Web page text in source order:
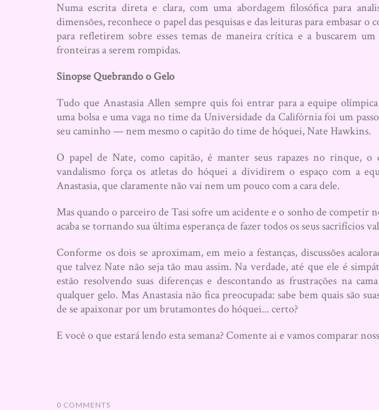
Numa escrita direta e clara, com uma abordagem filosófica para
dimensões, reconhece o papel das pesquisas e das leituras para embasar
para refletirem sobre esses temas de maneira crítica e a buscarem
fronteiras a serem rompidas.
Sinopse Quebrando o Gelo
Tudo que Anastasia Allen sempre quis foi entrar para a equipe
uma bolsa e uma vaga no time da Universidade da Califórnia foi um
seu caminho — nem mesmo o capitão do time de hóquei, Nate Hawkins.
O papel de Nate, como capitão, é manter seus rapazes no rinque,
vandalismo força os atletas do hóquei a dividirem o espaço com a
Anastasia, que claramente não vai nem um pouco com a cara dele.
Mas quando o parceiro de Tasi sofre um acidente e o sonho de competir
acaba se tornando sua última esperança de fazer todos os seus sacrifícios
Conforme os dois se aproximam, em meio a festanças, discussões
que talvez Nate não seja tão mau assim. Na verdade, até que ele é
estão resolvendo suas diferenças e descontando as frustrações na
qualquer gelo. Mas Anastasia não fica preocupada: sabe bem quais são
de se apaixonar por um brutamontes do hóquei... certo?
E você o que estará lendo esta semana? Comente ai e vamos comparar
0 COMMENTS